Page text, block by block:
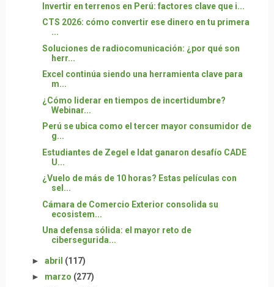
Invertir en terrenos en Perú: factores clave que i...
CTS 2026: cómo convertir ese dinero en tu primera
...
Soluciones de radiocomunicación: ¿por qué son
herr...
Excel continúa siendo una herramienta clave para
m...
¿Cómo liderar en tiempos de incertidumbre?
Webinar...
Perú se ubica como el tercer mayor consumidor de
g...
Estudiantes de Zegel e Idat ganaron desafío CADE
U...
¿Vuelo de más de 10 horas? Estas películas con
sel...
Cámara de Comercio Exterior consolida su
ecosistem...
Una defensa sólida: el mayor reto de
cibersegurida...
► abril (117)
► marzo (277)